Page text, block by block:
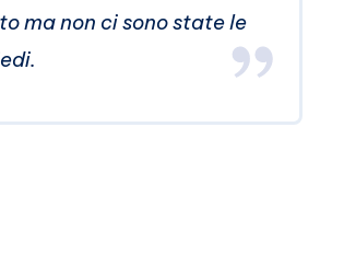
ma non ci sono state le